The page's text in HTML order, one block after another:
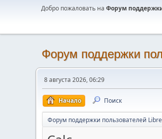
Добро пожаловать на Форум
Форум поддержки
8 августа 2026, 06:29
Начало Поиск
Форум поддержки пользователей